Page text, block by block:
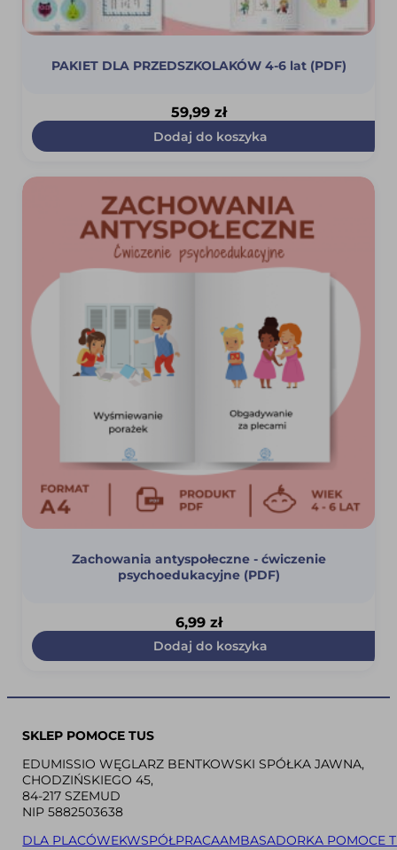
PAKIET DLA PRZEDSZKOLAKÓW 4-6 lat (PDF)
59,99 zł
Dodaj do koszyka
Zachowania antyspołeczne - ćwiczenie
psychoedukacyjne (PDF)
6,99 zł
Dodaj do koszyka
SKLEP POMOCE TUS
EDUMISSIO WĘGLARZ BENTKOWSKI SPÓŁKA JAWNA,
CHODZIŃSKIEGO 45,
84-217 SZEMUD
NIP 5882503638
DLA PLACÓWEKWSPÓŁPRACAAMBASADORKA POMOCE